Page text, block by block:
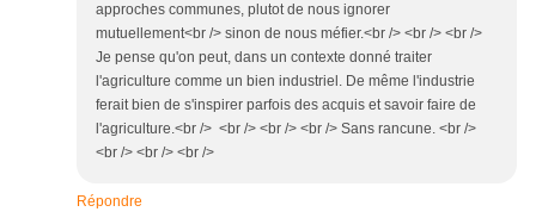
approches communes, plutot de nous ignorer
mutuellement<br /> sinon de nous méfier.<br /> <br /> <br />
Je pense qu'on peut, dans un contexte donné traiter
l'agriculture comme un bien industriel. De même l'industrie
ferait bien de s'inspirer parfois des acquis et savoir faire de
l'agriculture.<br /> <br /> <br /> <br /> Sans rancune. <br />
<br /> <br /> <br />
Répondre